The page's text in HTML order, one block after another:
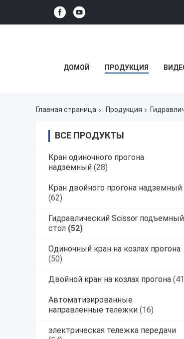
ДОМОЙ ПРОДУКЦИЯ
Главная страница Продукция
ВСЕ ПРОДУКТЫ
Кран одиночного прогона
надземный (28)
Кран двойного прогона надземный
(62)
Гидравлический Scissor подъемный
стол (52)
Одиночный кран на козлах прогона
(50)
Двойной кран на козлах прогона
Автоматизированные
направленные тележки (16)
электрическая тележка передачи